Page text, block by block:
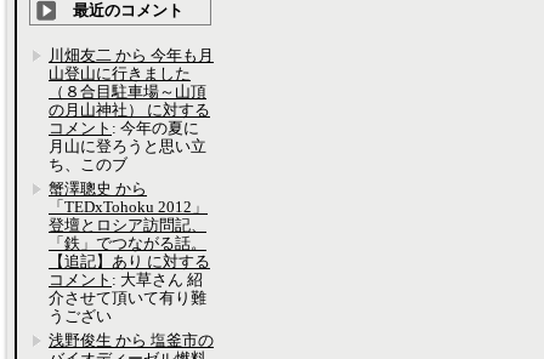
最近のコメント
川畑友二 から 今年も月
山登山に行きました
（８合目駐車場～山頂
の月山神社） に対する
コメント : 今年の夏に
月山に登ろうと思い立
ち、このブ
蟹澤聰史 から
「TEDxTohoku 2012」
登壇とロシア訪問記、
「鉄」でつながる話。
【追記】あり に対する
コメント : 大草さん 紹
介させて頂いて有り難
うござい
浅野俊生 から 塩釜市の